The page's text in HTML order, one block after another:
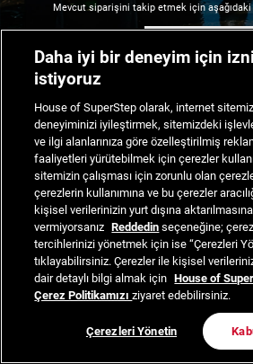
Mevcut siparişini takip etmek için
Daha iyi bir deneyim için
istiyoruz
House of SuperStep olarak, internet
deneyiminizi iyileştirmek, sitemizdeki
ve ilgi alanlarınıza göre özelleştirilmiş
faaliyetleri yürütebilmek için çerezler
sitemizin çalışması için zorunlu olan
çerezlerin kullanımına ve bu çerezler
kişisel verilerinizin yurt dışına
vermiyorsanız Reddedin seçeneğine;
tercihlerinizi yönetmek için ise “Çerezleri
tıklayabilirsiniz. Çerezler ile kişisel
dair detaylı bilgi almak için House of
Çerez Politikamızıziyaret edebilirsiniz.
Çerezleri Yönetin